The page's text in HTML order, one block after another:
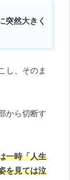
突然大きく
し、そのま
から切断す
一時「人生
を見ては泣